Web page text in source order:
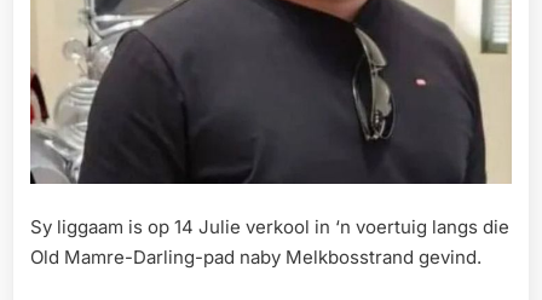
Sy liggaam is op 14 Julie verkool in ‘n voertuig langs die
Old Mamre-Darling-pad naby Melkbosstrand gevind.